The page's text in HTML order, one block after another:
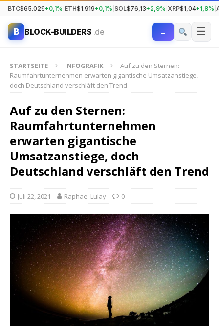
BTC$65.029+0,1% ETH$1.919+0,1% SOL$76,13+2,9% XRP$1,04+1,8%
B BLOCK-BUILDERS .de → ☰
STARTSEITE INFOGRAFIK
Auf zu den Sternen:
Raumfahrtunternehmen erwarten gigantische Umsatzanstiege,
doch Deutschland verschläft den Trend
Auf zu den Sternen:
Raumfahrtunternehmen
erwarten gigantische
Umsatzanstiege, doch
Deutschland verschläft den Trend
Juli 22, 2021 Raphael Lulay 0